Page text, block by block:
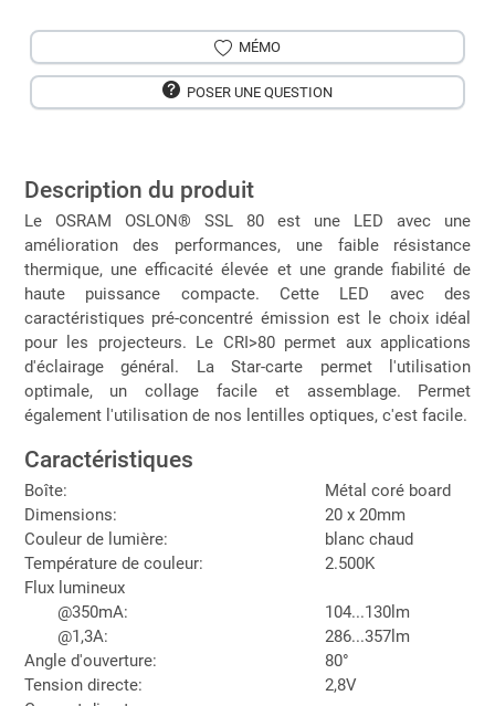
MÉMO
POSER UNE QUESTION
Description du produit
Le OSRAM OSLON® SSL 80 est une LED avec une
amélioration des performances, une faible résistance
thermique, une efficacité élevée et une grande fiabilité de
haute puissance compacte. Cette LED avec des
caractéristiques pré-concentré émission est le choix idéal
pour les projecteurs. Le CRI>80 permet aux applications
d'éclairage général. La Star-carte permet l'utilisation
optimale, un collage facile et assemblage. Permet
également l'utilisation de nos lentilles optiques, c'est facile.
Caractéristiques
Boîte:
Métal coré board
Dimensions:
20 x 20mm
Couleur de lumière:
blanc chaud
Température de couleur:
2.500K
Flux lumineux
@350mA:
104...130lm
@1,3A:
286...357lm
Angle d'ouverture:
80°
Tension directe:
2,8V